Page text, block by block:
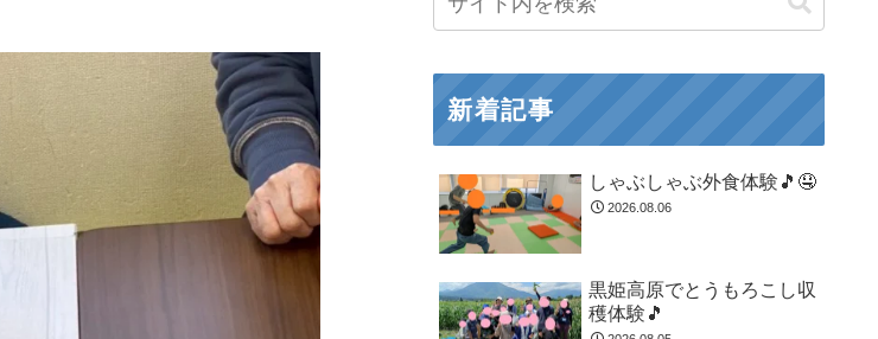
新着記事
しゃぶしゃぶ外食体験🎵🤤
2026.08.06
黒姫高原でとうもろこし収
穫体験🎵